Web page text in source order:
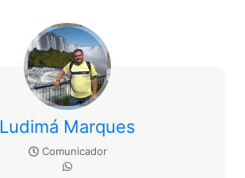
Ludimá Marques
Comunicador